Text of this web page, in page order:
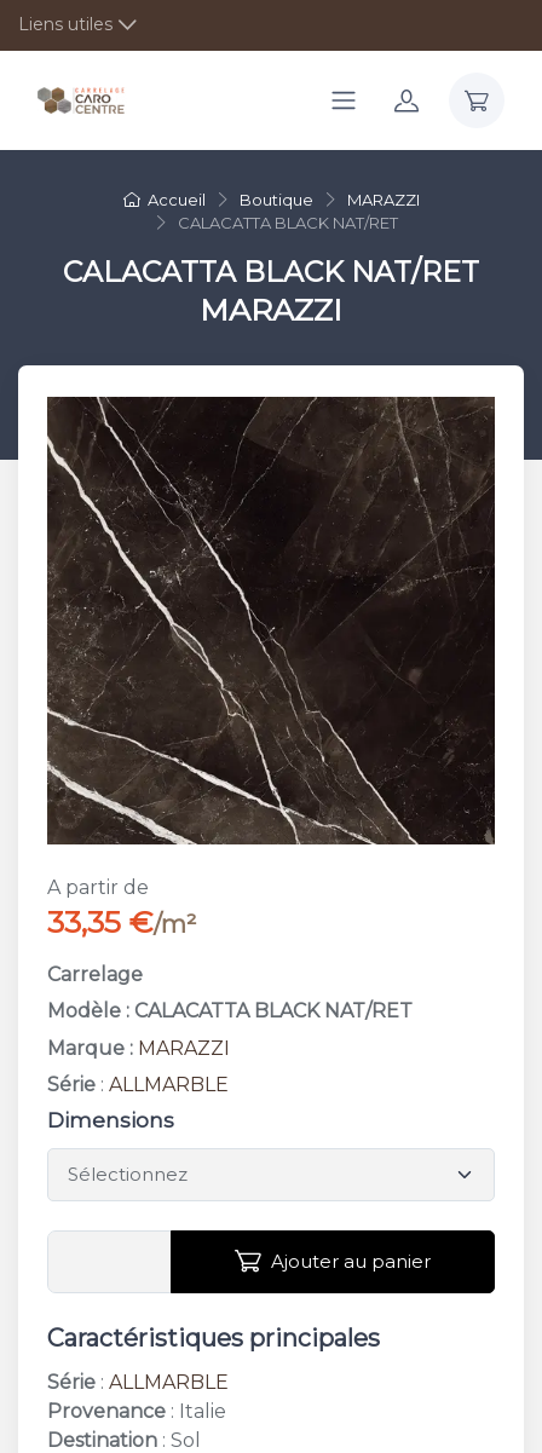
Liens utiles
Accueil Boutique
MARAZZI
CALACATTA BLACK NAT/RET
CALACATTA BLACK NAT/RET
MARAZZI
A partir de
33,35 €/m²
Carrelage
Modèle : CALACATTA BLACK NAT/RET
Marque : MARAZZI
Série : ALLMARBLE
Dimensions
Ajouter au panier
Caractéristiques principales
Série : ALLMARBLE
Provenance : Italie
Destination : Sol